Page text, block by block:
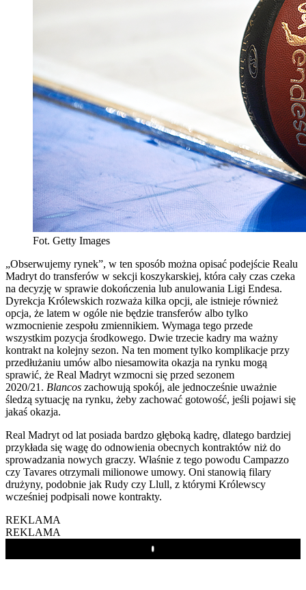
Fot. Getty Images
„Obserwujemy rynek”, w ten sposób można opisać podejście Realu
Madryt do transferów w sekcji koszykarskiej, która cały czas czeka
na decyzję w sprawie dokończenia lub anulowania Ligi Endesa.
Dyrekcja Królewskich rozważa kilka opcji, ale istnieje również
opcja, że latem w ogóle nie będzie transferów albo tylko
wzmocnienie zespołu zmiennikiem. Wymaga tego przede
wszystkim pozycja środkowego. Dwie trzecie kadry ma ważny
kontrakt na kolejny sezon. Na ten moment tylko komplikacje przy
przedłużaniu umów albo niesamowita okazja na rynku mogą
sprawić, że Real Madryt wzmocni się przed sezonem
2020/21. Blancos zachowują spokój, ale jednocześnie uważnie
śledzą sytuację na rynku, żeby zachować gotowość, jeśli pojawi się
jakaś okazja.
Real Madryt od lat posiada bardzo głęboką kadrę, dlatego bardziej
przykłada się wagę do odnowienia obecnych kontraktów niż do
sprowadzania nowych graczy. Właśnie z tego powodu Campazzo
czy Tavares otrzymali milionowe umowy. Oni stanowią filary
drużyny, podobnie jak Rudy czy Llull, z którymi Królewscy
wcześniej podpisali nowe kontrakty.
REKLAMA
REKLAMA
Play